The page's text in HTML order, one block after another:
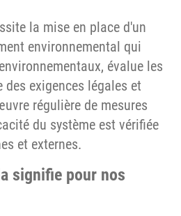
la mise en place d'un
environnemental qui
évalue les
exigences légales et
régulière de mesures
du système est vérifiée
et externes.
signifie pour nos